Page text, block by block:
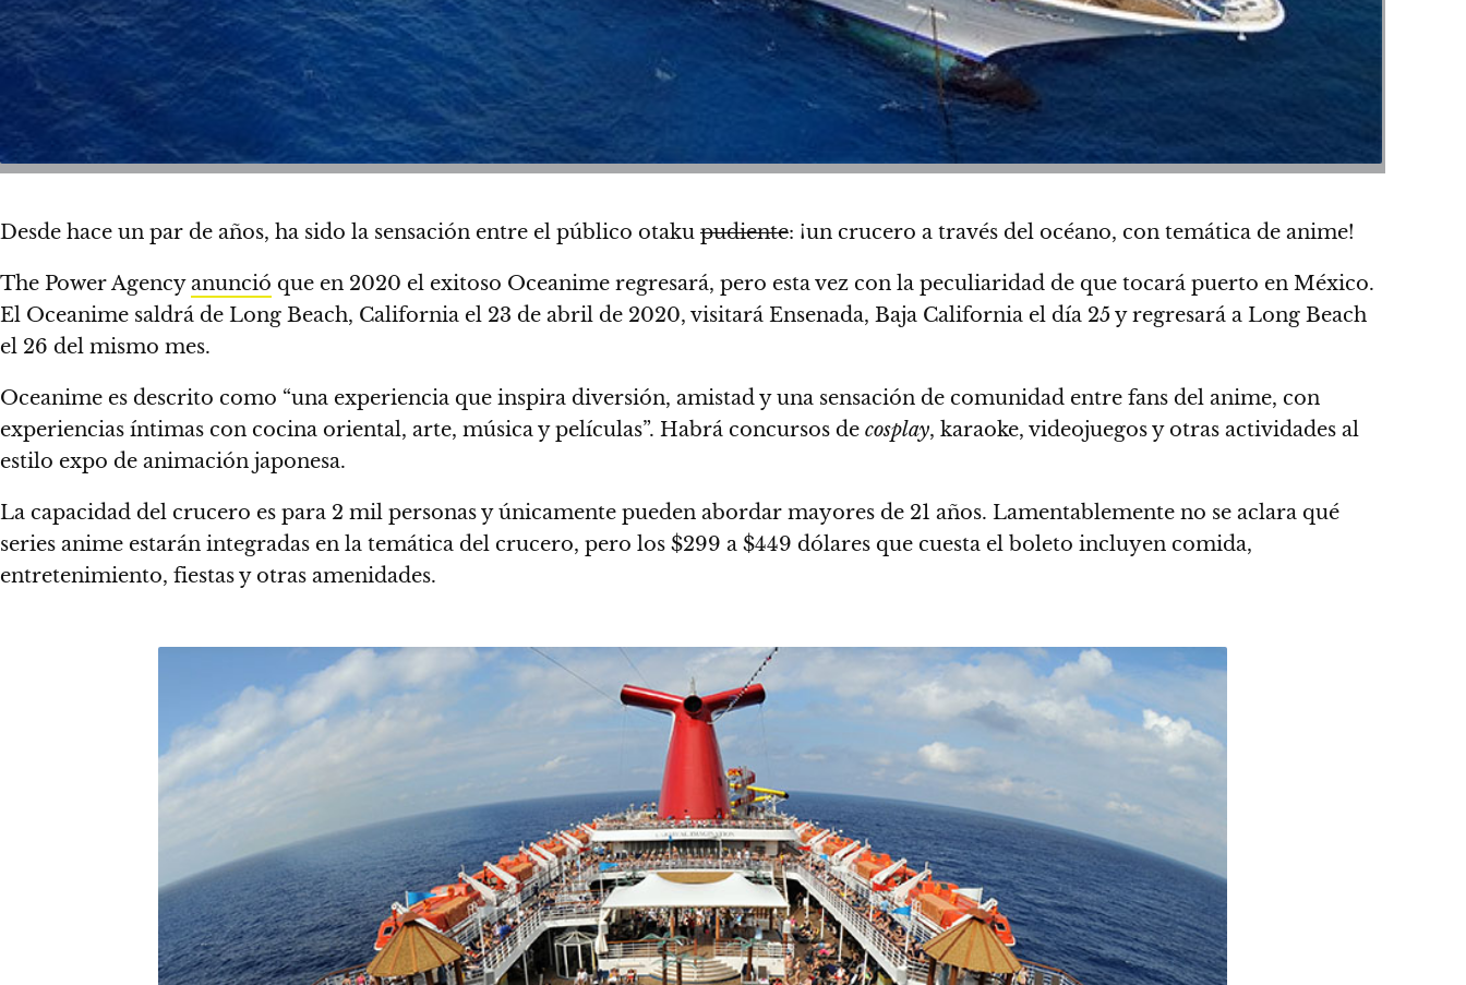
Desde hace un par de años, ha sido la sensación entre el público otaku pudiente: ¡un crucero a través del océano, con temática de anime!
The Power Agencyanunció que en 2020 el exitoso Oceanime regresará, pero esta vez con la peculiaridad de que tocará puerto en México.
El Oceanime saldrá de Long Beach, California el 23 de abril de 2020, visitará Ensenada, Baja California el día 25 y regresará a Long Beach
el 26 del mismo mes.
Oceanime es descrito como “una experiencia que inspira diversión, amistad y una sensación de comunidad entre fans del anime, con
experiencias íntimas con cocina oriental, arte, música y películas”. Habrá concursos de cosplay, karaoke, videojuegos y otras actividades al
estilo expo de animación japonesa.
La capacidad del crucero es para 2 mil personas y únicamente pueden abordar mayores de 21 años. Lamentablemente no se aclara qué
series anime estarán integradas en la temática del crucero, pero los $299 a $449 dólares que cuesta el boleto incluyen comida,
entretenimiento, fiestas y otras amenidades.